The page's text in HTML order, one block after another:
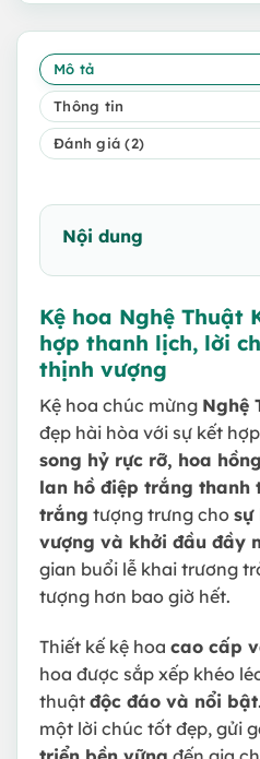
Mô tả
Thông tin
Đánh giá (2)
Nội dung
Kệ hoa Nghệ Thuật
hợp thanh lịch, lời
thịnh vượng
Kệ hoa chúc mừng Nghệ
đẹp hài hòa với sự kết
song hỷ rực rỡ, hoa
lan hồ điệp trắng thanh
trắng tượng trưng cho sự
vượng và khởi đầu đầy
gian buổi lễ khai trương
tượng hơn bao giờ hết.
Thiết kế kệ hoa cao cấp
hoa được sắp xếp khéo
thuật độc đáo và nổi bật
một lời chúc tốt đẹp, gửi